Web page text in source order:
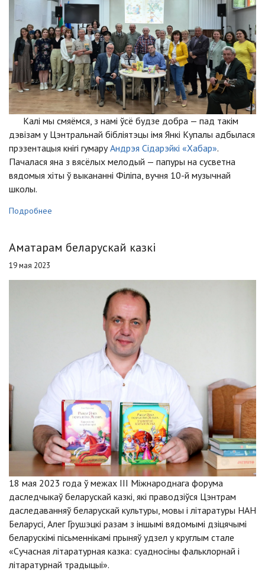
Калі мы смяёмся, з намі ўсё будзе добра — пад такім
дэвізам у Цэнтральнай бібліятэцы імя Янкі Купалы адбылася
прэзентацыя кнігі гумаруАндрэя Сідарэйкі «Хабар».
Пачалася яна з вясёлых мелодый — папуры на сусветна
вядомыя хіты ў выкананні Філіпа, вучня 10-й музычнай
школы.
Подробнее
Аматарам беларускай казкі
19 мая 2023
18 мая 2023 года ў межах ІІІ Міжнароднага форума
даследчыкаў беларускай казкі, які праводзіўся Цэнтрам
даследаванняў беларускай культуры, мовы і літаратуры НАН
Беларусі, Алег Грушэцкі разам з іншымі вядомымі дзіцячымі
беларускімі пісьменнікамі прыняў удзел у круглым стале
«Сучасная літаратурная казка: суадносіны фальклорнай і
літаратурнай традыцыі».